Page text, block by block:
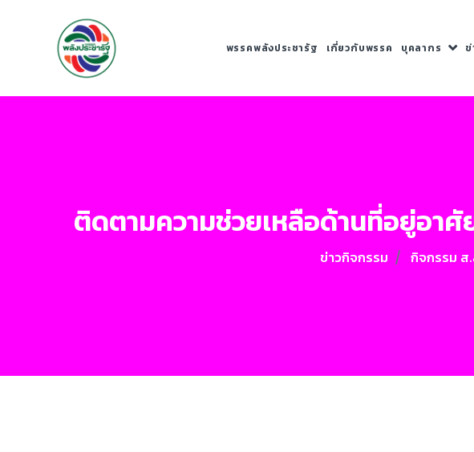
พรรคพลังประชารัฐ เกี่ยวกับพรรค บุคลากร
ติดตามความช่วยเหลือด้านที่อยู่อา
ข่าวกิจกรรม กิจกรรม ส